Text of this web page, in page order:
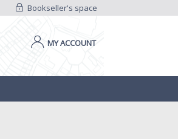
Bookseller's space
MY ACCOUNT